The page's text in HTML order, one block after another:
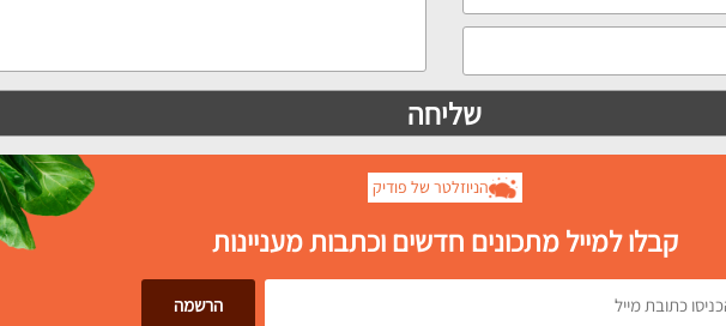
הניוזלטר של פודיק
קבלו למייל מתכונים חדשים וכתבות מעניינות